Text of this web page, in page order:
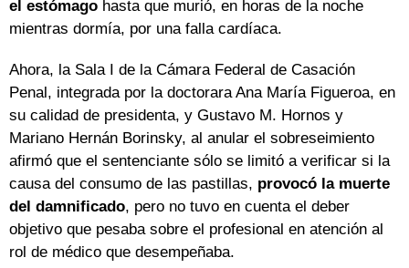
el estómago hasta que murió, en horas de la noche
mientras dormía, por una falla cardíaca.
Ahora, la Sala I de la Cámara Federal de Casación
Penal, integrada por la doctorara Ana María Figueroa, en
su calidad de presidenta, y Gustavo M. Hornos y
Mariano Hernán Borinsky, al anular el sobreseimiento
afirmó que el sentenciante sólo se limitó a verificar si la
causa del consumo de las pastillas, provocó la muerte
del damnificado, pero no tuvo en cuenta el deber
objetivo que pesaba sobre el profesional en atención al
rol de médico que desempeñaba.